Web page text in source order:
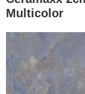
Multicolor